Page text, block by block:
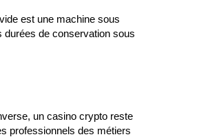
est une machine sous
de conservation sous
un casino crypto reste
professionnels des métiers